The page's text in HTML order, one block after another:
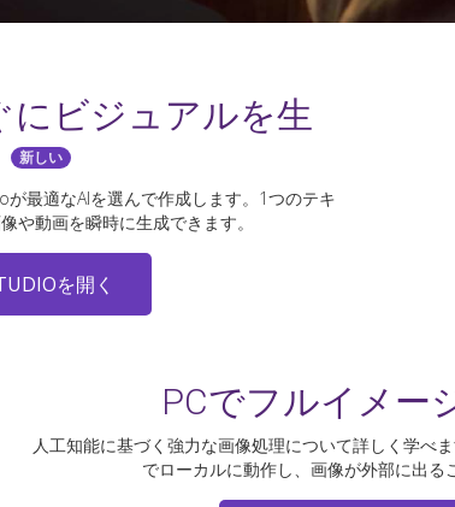
にビジュアルを生
新しい
最適なAIを選んで作成します。1つのテキ
や動画を瞬時に生成できます。
を開く
PCでフルイメー
人工知能に基づく強力な画像処理について詳しく学べ
でローカルに動作し、画像が外部に出る